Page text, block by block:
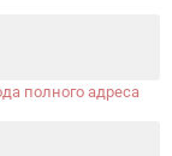
полного адреса